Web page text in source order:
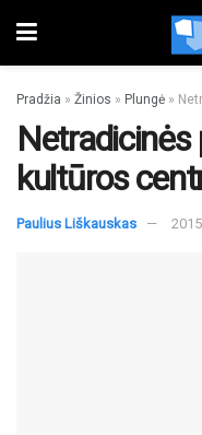
Pradžia » Žinios » Plungė »
kultūros
Paulius Liškauskas